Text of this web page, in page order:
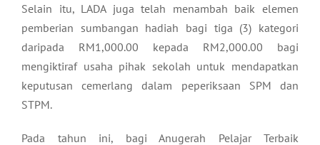
Selain itu, LADA juga telah menambah baik elemen
pemberian sumbangan hadiah bagi tiga (3) kategori
daripada RM1,000.00 kepada RM2,000.00 bagi
mengiktiraf usaha pihak sekolah untuk mendapatkan
keputusan cemerlang dalam peperiksaan SPM dan
STPM.
Pada tahun ini, bagi Anugerah Pelajar Terbaik